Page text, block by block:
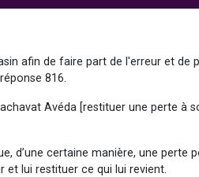
afin de faire part de l'erreur et de
816.
Avéda [restituer une perte à
d’une certaine manière, une perte
et lui restituer ce qui lui revient.